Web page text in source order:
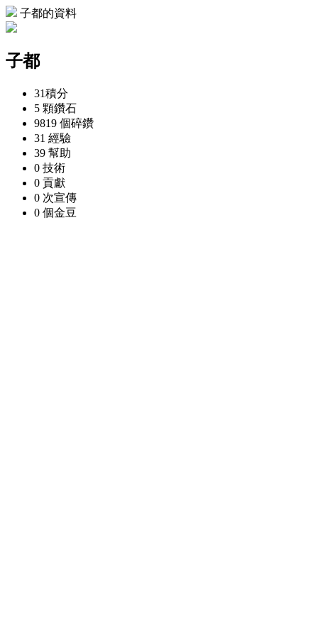
子都的資料
子都
31積分
5 顆鑽石
9819 個碎鑽
31 經驗
39 幫助
0 技術
0 貢獻
0 次宣傳
0 個金豆